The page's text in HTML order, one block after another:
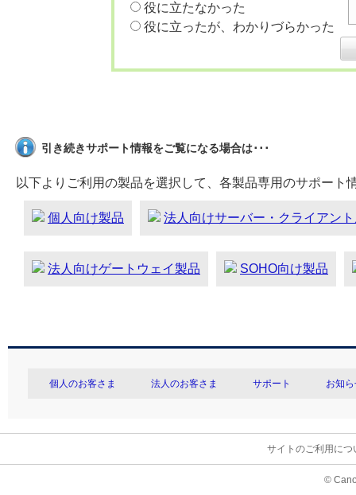
役に立たなかった
役に立ったが、わかりづらかった
引き続きサポート情報をご覧になる場合は･･･
以下よりご利用の製品を選択して、各製品専用のサポート
個人向け製品 法人向けサーバー・クライアン
法人向けゲートウェイ製品 SOHO向け製品
個人のお客さま 法人のお客さま サポート お知
サイトのご利用につ
©